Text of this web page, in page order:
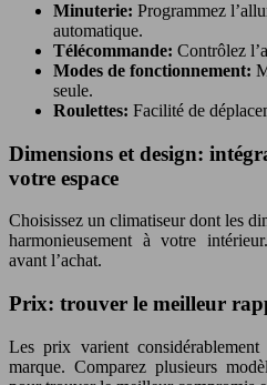
Minuterie: Programmez
automatique.
Télécommande: Contrôlez
Modes de fonctionnement:
seule.
Roulettes: Facilité de
Dimensions et design:
votre espace
Choisissez un climatiseur dont les
harmonieusement à votre
avant l’achat.
Prix: trouver le meilleur
Les prix varient
marque. Comparez plusieurs